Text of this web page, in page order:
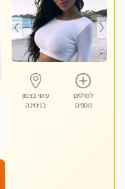
לפרטים
נוספים
עיסוי בצפון
בנימינה